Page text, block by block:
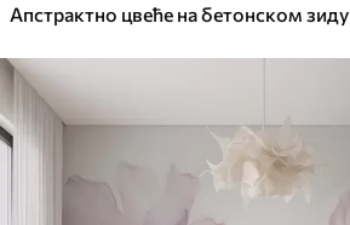
Апстрактно цвеће на бетонском зиду